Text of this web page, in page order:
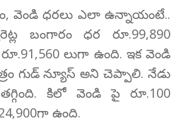
వెండి ధరలు ఎలా ఉన్నాయంటే..
బంగారం ధర రూ.99,890
లుగా ఉంది. ఇక వెండి
గుడ్ న్యూస్ అని చెప్పాలి. నేడు
కిలో వెండి పై రూ.100
ఉంది.